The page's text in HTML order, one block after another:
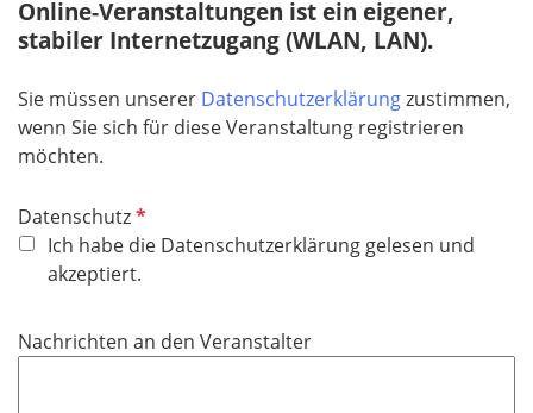
d
t
f
l
d
Online-Veranstaltungen ist ein eigener,
stabiler Internetzugang (WLAN, LAN).
Sie müssen unserer Datenschutzerklärungzustimmen,
wenn Sie sich für diese Veranstaltung registrieren
möchten.
DatenschutzP
f
l
h
Ich habe die Datenschutzerklärung gelesen und
akzeptiert.
Nachrichten an den Veranstalter